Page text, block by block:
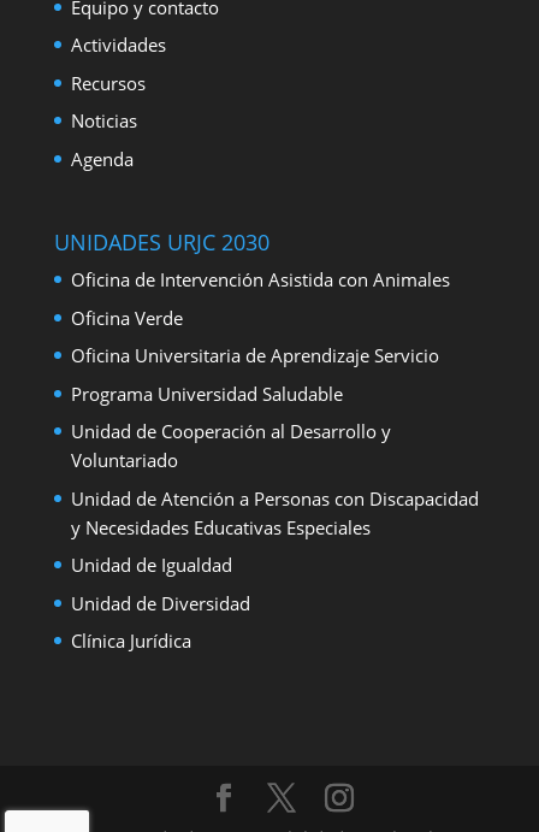
Equipo y contacto
Actividades
Recursos
Noticias
Agenda
UNIDADES URJC 2030
Oficina de Intervención Asistida con Animales
Oficina Verde
Oficina Universitaria de Aprendizaje Servicio
Programa Universidad Saludable
Unidad de Cooperación al Desarrollo y
Voluntariado
Unidad de Atención a Personas con Discapacidad
y Necesidades Educativas Especiales
Unidad de Igualdad
Unidad de Diversidad
Clínica Jurídica